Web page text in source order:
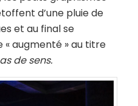
d’une pluie de
et au final se
augmenté » au titre
de sens.